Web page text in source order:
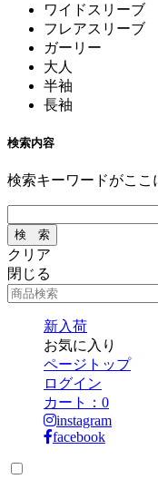
ワイドスリーブ
フレアスリーブ
ガーリー
大人
半袖
長袖
検索内容
検索キーワードがここ
クリア
閉じる
新入荷
お気に入り
ページトップ
ログイン
カート： 0
instagram
facebook